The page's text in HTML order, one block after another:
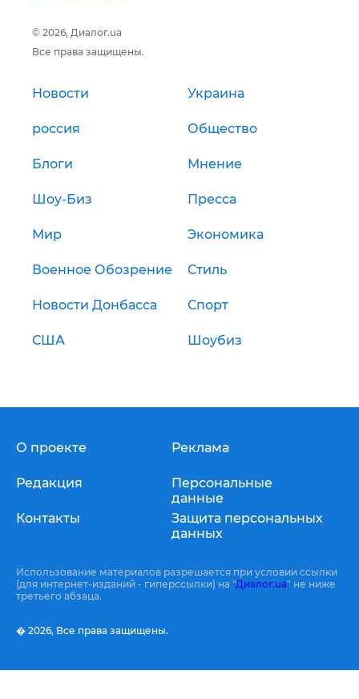
© 2026, Диалог.ua
Все права защищены.
Новости Украина
россия Общество
Блоги Мнение
Шоу-Биз Пресса
Мир Экономика
Военное Обозрение Стиль
Новости Донбасса Спорт
США Шоубиз
О проекте
Редакция
Контакты
Реклама
Персональные
данные
Защита персональных
данных
Использование материалов разрешается при условии ссылки
(для интернет-изданий - гиперссылки) на "Диалог.ua" не ниже
третьего абзаца.
� 2026, Все права защищены.